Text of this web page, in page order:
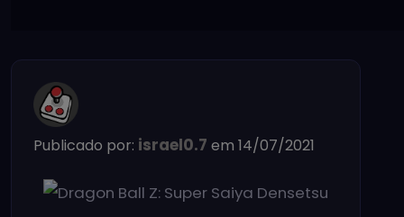
Publicado por: israel0.7 em 14/07/2021